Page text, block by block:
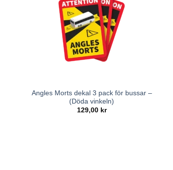
Angles Morts dekal 3 pack för bussar –
(Döda vinkeln)
129,00 kr